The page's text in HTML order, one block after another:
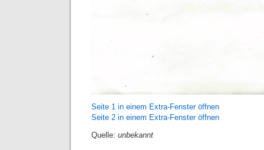
Seite 1 in einem Extra-Fenster öffnen
Seite 2 in einem Extra-Fenster öffnen
Quelle: unbekannt